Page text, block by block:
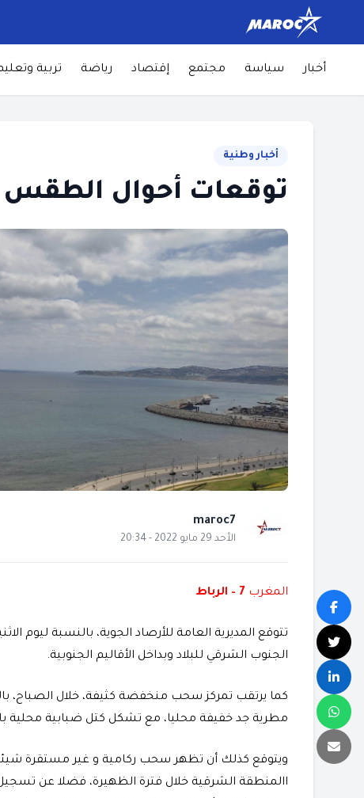
أخبار سياسة مجتمع إقتصاد رياضة تربية
أخبار وطنية
توقعات أحوال الطقس
maroc7
الأحد 29 مايو 2022 - 20:34
المغرب
تتوقع المديرية العامة للأرصاد الجوية، بالنسبة ليوم
الجنوب الشرقي للبلاد وبداخل الأقاليم الجنوبية.
كما يرتقب تمركز سحب منخفضة كثيفة، خلال الصباح،
مطرية جد خفيفة محليا، مع تشكل كتل ضبابية محلية
ويتوقع كذلك أن تظهر سحب ركامية و غير مستقرة
االمنطقة الشرقية خلال فترة الظهيرة، فضلا عن